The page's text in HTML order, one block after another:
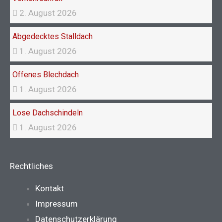
2. August 2026
Abgedecktes Stalldach
1. August 2026
Offenes Blechdach
1. August 2026
Lose Dachschindeln
1. August 2026
Rechtliches
Main
Menu
Kontakt
Impressum
Datenschutzerklärung